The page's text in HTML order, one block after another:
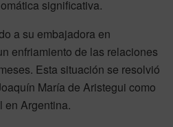
significativa.
a su embajadora en
enfriamiento de las relaciones
Esta situación se resolvió
María de Aristegui como
en Argentina.